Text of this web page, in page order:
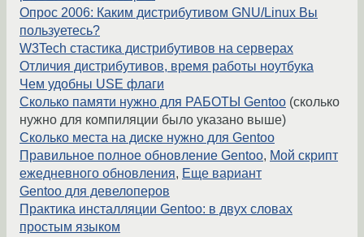
Опрос 2006: Каким дистрибутивом GNU/Linux Вы
пользуетесь?
W3Tech стастика дистрибутивов на серверах
Отличия дистрибутивов, время работы ноутбука
Чем удобны USE флаги
Сколько памяти нужно для РАБОТЫ Gentoo (сколько
нужно для компиляции было указано выше)
Сколько места на диске нужно для Gentoo
Правильное полное обновление Gentoo, Мой скрипт
ежедневного обновления, Еще вариант
Gentoo для девелоперов
Практика инсталляции Gentoo: в двух словах
простым языком